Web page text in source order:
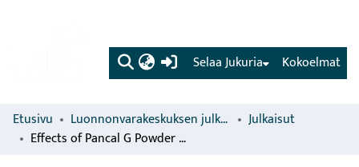
(current) Kokoelmat
Selaa Jukuria
Etusivu Luonnonvarakeskuksen julkaisut
Julkaisut
Effects of Pancal G Powder and Pancal G Granules + D-Panthenol on growth, fur characteristics, temperament and stress reactivity of farmed blue foxes (Alopex lagopus)